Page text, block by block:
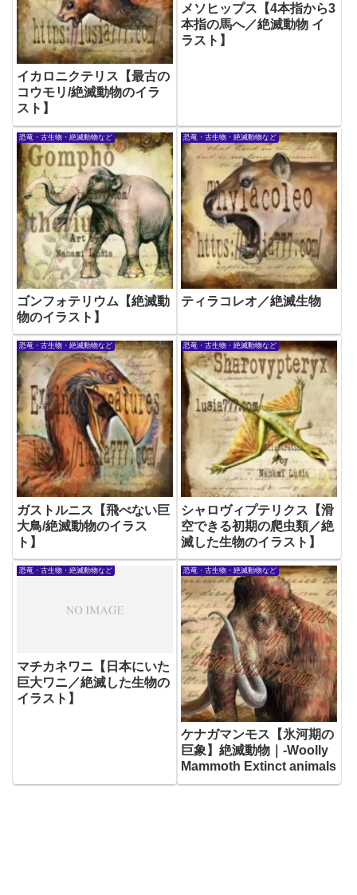
イカロニクテリス【最古の
コウモリ/絶滅動物のイラ
スト】
メソヒップス【4本指から3
本指の馬へ／絶滅動物 イ
ラスト】
恐竜・古生物・絶滅動物など
ゴンフォテリウム【絶滅動
物のイラスト】
恐竜・古生物・絶滅動物など
ティラコレオ／絶滅生物
恐竜・古生物・絶滅動物など
ガストルニス【飛べない巨
大鳥/絶滅動物のイラス
ト】
恐竜・古生物・絶滅動物など
シャロヴィプテリクス【滑
空できる初期の爬虫類／絶
滅した生物のイラスト】
恐竜・古生物・絶滅動物など
マチカネワニ【日本にいた
巨大ワニ／絶滅した生物の
イラスト】
恐竜・古生物・絶滅動物など
ケナガマンモス【氷河期の
巨象】絶滅動物｜-Woolly
Mammoth Extinct animals